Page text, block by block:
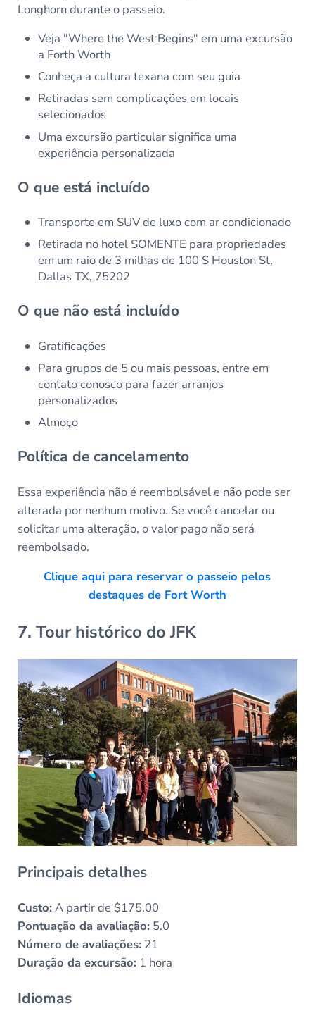
Longhorn durante o passeio.
Veja "Where the West Begins" em uma excursão
a Forth Worth
Conheça a cultura texana com seu guia
Retiradas sem complicações em locais
selecionados
Uma excursão particular significa uma
experiência personalizada
O que está incluído
Transporte em SUV de luxo com ar condicionado
Retirada no hotel SOMENTE para propriedades
em um raio de 3 milhas de 100 S Houston St,
Dallas TX, 75202
O que não está incluído
Gratificações
Para grupos de 5 ou mais pessoas, entre em
contato conosco para fazer arranjos
personalizados
Almoço
Política de cancelamento
Essa experiência não é reembolsável e não pode ser
alterada por nenhum motivo. Se você cancelar ou
solicitar uma alteração, o valor pago não será
reembolsado.
Clique aqui para reservar o passeio pelos
destaques de Fort Worth
7. Tour histórico do JFK
Principais detalhes
Custo:A partir de $175.00
Pontuação da avaliação:5.0
Número de avaliações:21
Duração da excursão:1 hora
Idiomas